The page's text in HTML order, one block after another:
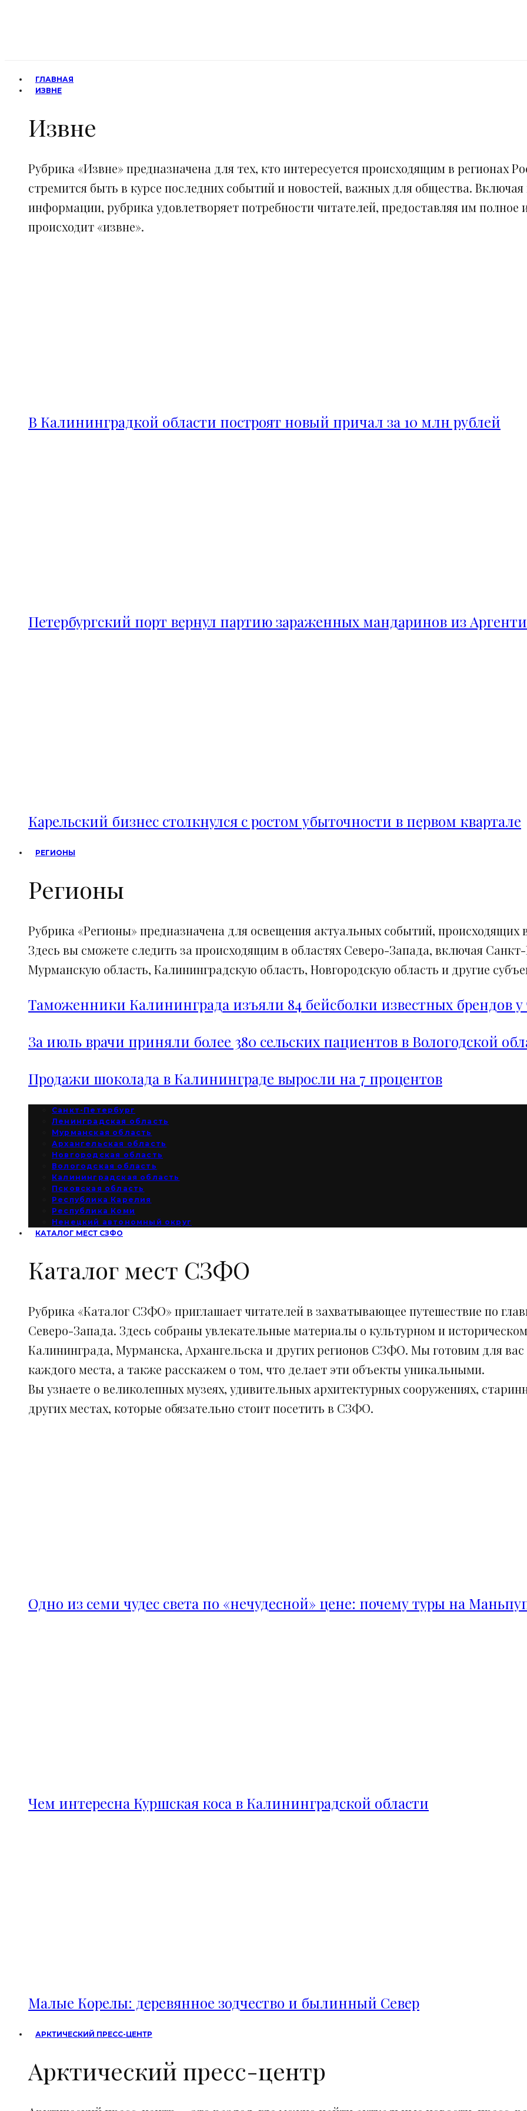
ГЛАВНАЯ
ИЗВНЕ
Извне
Рубрика «Извне» предназначена для тех, кто интересуется происходящим в регионах
стремится быть в курсе последних событий и новостей, важных для общества.
информации, рубрика удовлетворяет потребности читателей, предоставляя им полное
происходит «извне».
В Калининградкой области построят новый причал за 10 млн рублей
Петербургский порт вернул партию зараженных мандаринов из
Карельский бизнес столкнулся с ростом убыточности в первом квартале
РЕГИОНЫ
Регионы
Рубрика «Регионы» предназначена для освещения актуальных событий, происходящих
Здесь вы сможете следить за происходящим в областях Северо-Запада, включая
Мурманскую область, Калининградскую область, Новгородскую область и другие
Таможенники Калининграда изъяли 84 бейсболки известных брендов у
За июль врачи приняли более 380 сельских пациентов в Вологодской
Продажи шоколада в Калининграде выросли на 7 процентов
Санкт-Петербург
Ленинградская область
Мурманская область
Архангельская область
Новгородская область
Вологодская область
Калининградская область
Псковская область
Республика Карелия
Республика Коми
Ненецкий автономный округ
КАТАЛОГ МЕСТ СЗФО
Каталог мест СЗФО
Рубрика «Каталог СЗФО» приглашает читателей в захватывающее путешествие по
Северо-Запада. Здесь собраны увлекательные материалы о культурном и
Калининграда, Мурманска, Архангельска и других регионов СЗФО. Мы готовим для
каждого места, а также расскажем о том, что делает эти объекты уникальными.
Вы узнаете о великолепных музеях, удивительных архитектурных сооружениях,
других местах, которые обязательно стоит посетить в СЗФО.
Одно из семи чудес света по «нечудесной» цене: почему туры на
Чем интересна Куршская коса в Калининградской области
Малые Корелы: деревянное зодчество и былинный Север
АРКТИЧЕСКИЙ ПРЕСС-ЦЕНТР
Арктический пресс-центр